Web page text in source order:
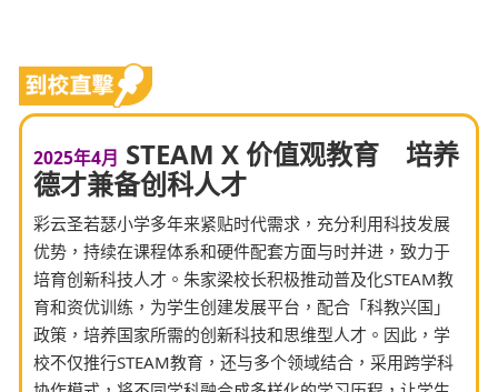
2025年4月 STEAM X 价值观教育 培养
德才兼备创科人才
彩云圣若瑟小学多年来紧贴时代需求，充分利用科技发展
优势，持续在课程体系和硬件配套方面与时并进，致力于
培育创新科技人才。朱家梁校长积极推动普及化STEAM教
育和资优训练，为学生创建发展平台，配合「科教兴国」
政策，培养国家所需的创新科技和思维型人才。因此，学
校不仅推行STEAM教育，还与多个领域结合，采用跨学科